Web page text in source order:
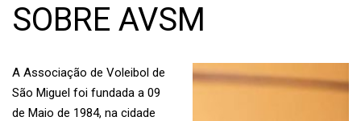
SOBRE AVSM
A Associação de Voleibol de
São Miguel foi fundada a 09
de Maio de 1984, na cidade